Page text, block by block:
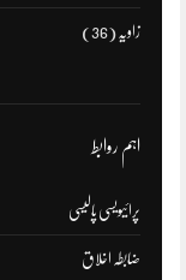
زاویہ (36)
اہم روابط
پرائیویسی پالیسی
ضابطہ اخلاق